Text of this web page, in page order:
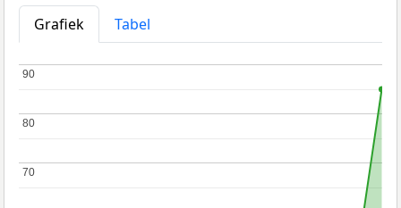
Grafiek
Tabel
70
70
80
80
90
90